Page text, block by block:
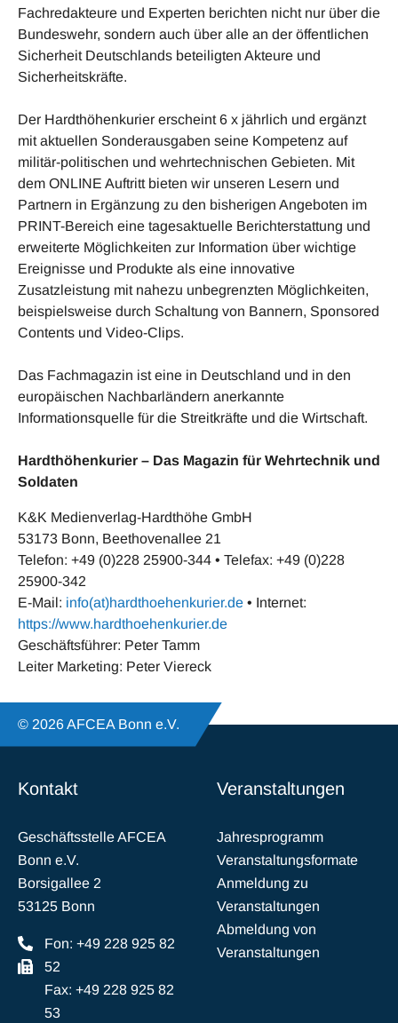
Fachredakteure und Experten berichten nicht nur über die
Bundeswehr, sondern auch über alle an der öffentlichen
Sicherheit Deutschlands beteiligten Akteure und
Sicherheitskräfte.
Der Hardthöhenkurier erscheint 6 x jährlich und ergänzt
mit aktuellen Sonderausgaben seine Kompetenz auf
militär-politischen und wehrtechnischen Gebieten. Mit
dem ONLINE Auftritt bieten wir unseren Lesern und
Partnern in Ergänzung zu den bisherigen Angeboten im
PRINT-Bereich eine tagesaktuelle Berichterstattung und
erweiterte Möglichkeiten zur Information über wichtige
Ereignisse und Produkte als eine innovative
Zusatzleistung mit nahezu unbegrenzten Möglichkeiten,
beispielsweise durch Schaltung von Bannern, Sponsored
Contents und Video-Clips.
Das Fachmagazin ist eine in Deutschland und in den
europäischen Nachbarländern anerkannte
Informationsquelle für die Streitkräfte und die Wirtschaft.
Hardthöhenkurier – Das Magazin für Wehrtechnik und
Soldaten
K&K Medienverlag-Hardthöhe GmbH
53173 Bonn, Beethovenallee 21
Telefon: +49 (0)228 25900-344 • Telefax: +49 (0)228
25900-342
E-Mail: info(at)hardthoehenkurier.de • Internet:
https://www.hardthoehenkurier.de
Geschäftsführer: Peter Tamm
Leiter Marketing: Peter Viereck
© 2026 AFCEA Bonn e.V.
Kontakt
Geschäftsstelle AFCEA
Bonn e.V.
Borsigallee 2
53125 Bonn
Fon: +49 228 925 82
52
Fax: +49 228 925 82
53
Veranstaltungen
Jahresprogramm
Veranstaltungsformate
Anmeldung zu
Veranstaltungen
Abmeldung von
Veranstaltungen